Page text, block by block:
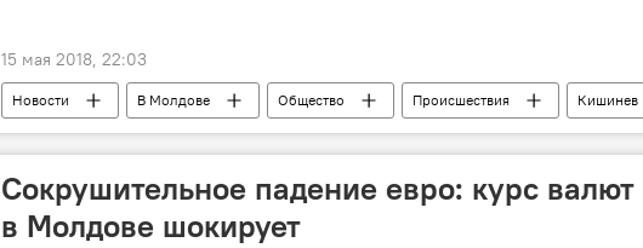
15 мая 2018, 22:03
Новости В Молдове Общество Происшествия
Кишинев
Республика Молдова
уклонение от уплаты налогов
обыски
Сокрушительное падение евро: курс валют
в Молдове шокирует